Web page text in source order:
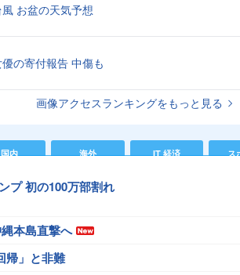
風 お盆の天気予想
の寄付報告 中傷も
画像アクセスランキングをもっと見る
国内 海外 IT 経済 ス
プ 初の100万部割れ
本島直撃へ
帰」と非難